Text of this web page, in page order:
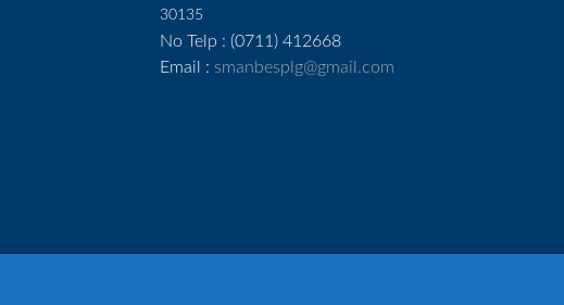
30135
No Telp : (0711) 412668
Email : smanbesplg@gmail.com